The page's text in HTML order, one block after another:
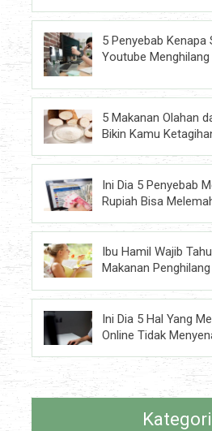
5 Penyebab Kenapa
Youtube
5 Makanan Olahan
Bikin Kamu
Ini Dia 5 Penyebab
Rupiah Bisa
Ibu Hamil Wajib
Makanan
Ini Dia 5 Hal Yang
Online Tidak
Kategori